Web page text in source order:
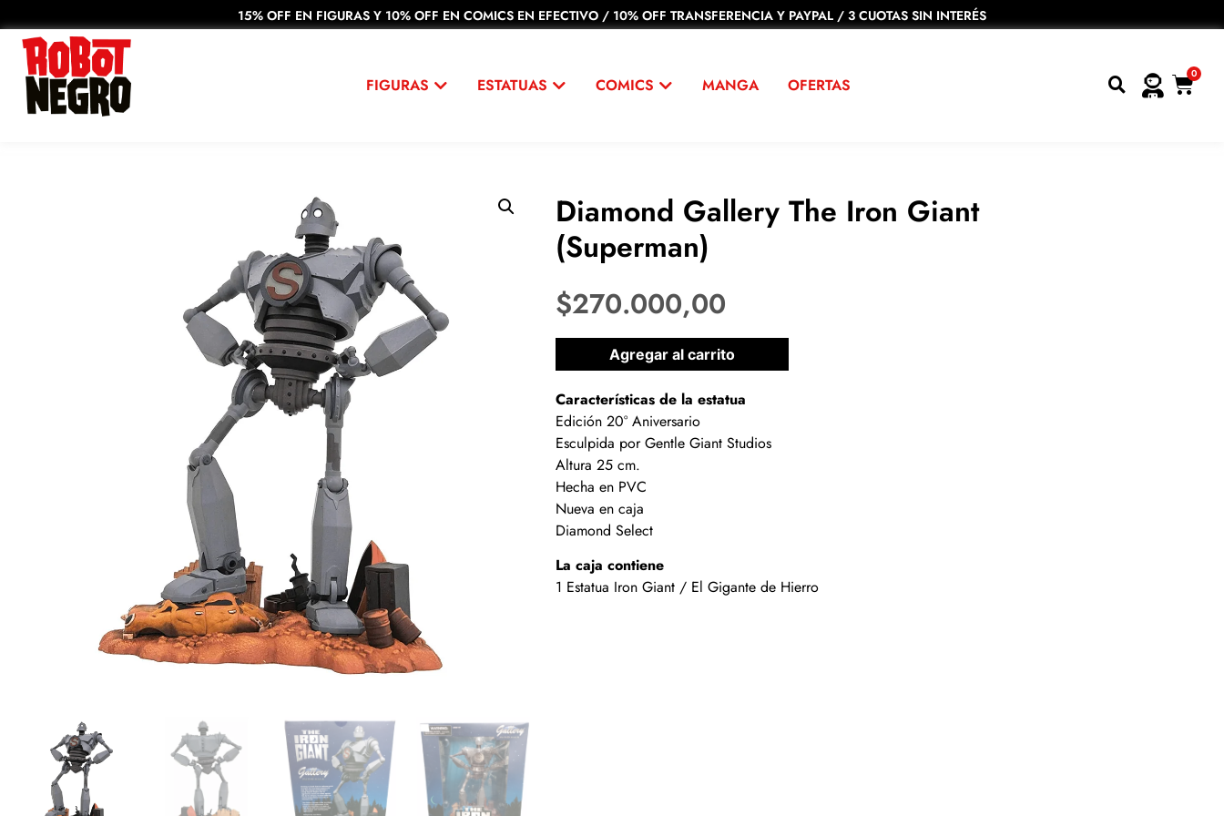
15% OFF EN FIGURAS Y 10% OFF EN COMICS EN EFECTIVO / 10% OFF TRANSFERENCIA Y PAYPAL / 3 CUOTAS SIN INTERÉS
FIGURAS ESTATUAS COMICS MANGA OFERTAS
0
Diamond Gallery The Iron Giant
(Superman)
$270.000,00
1 disponibles
Agregar al carrito
Características de la estatua
Edición 20° Aniversario
Esculpida por Gentle Giant Studios
Altura 25 cm.
Hecha en PVC
Nueva en caja
Diamond Select
La caja contiene
1 Estatua Iron Giant / El Gigante de Hierro